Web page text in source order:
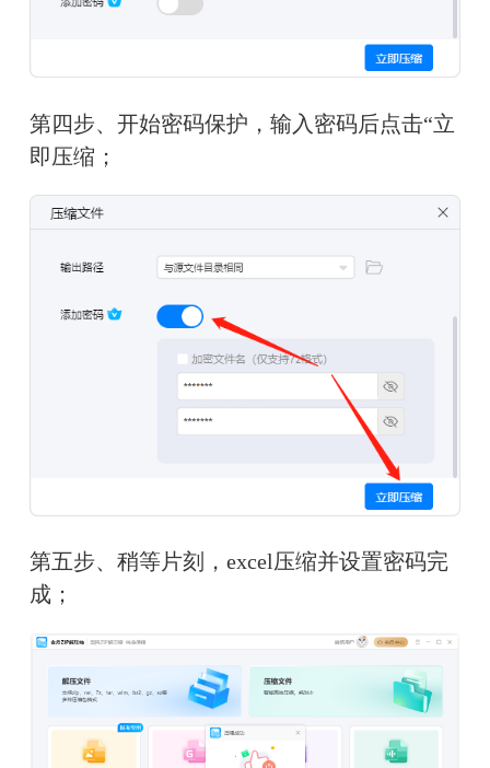
第四步、开始密码保护，输入密码后点击“立
即压缩；
第五步、稍等片刻，excel压缩并设置密码完
成；